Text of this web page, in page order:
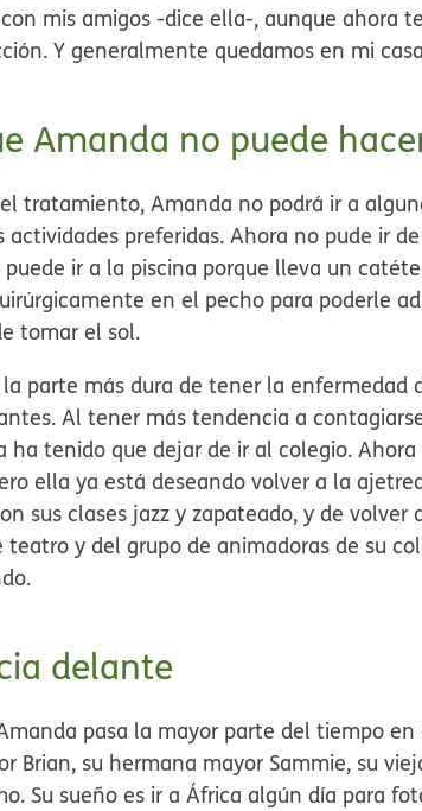
mis amigos -dice ella-, aunque ahora
Y generalmente quedamos en mi
Amanda no puede
tratamiento, Amanda no podrá ir a
actividades preferidas. Ahora no pude ir
puede ir a la piscina porque lleva un
en el pecho para poderle
tomar el sol.
parte más dura de tener la enfermedad
Al tener más tendencia a
ha tenido que dejar de ir al colegio.
ella ya está deseando volver a la
sus clases jazz y zapateado, y de
teatro y del grupo de animadoras de su
delante
pasa la mayor parte del tiempo en
Brian, su hermana mayor Sammie, su
Su sueño es ir a África algún día para